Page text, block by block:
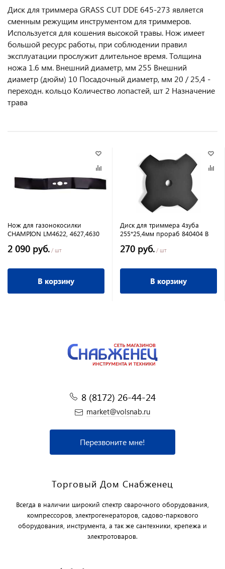
Диск для триммера GRASS CUT DDE 645-273 является
сменным режущим инструментом для триммеров.
Используется для кошения высокой травы. Нож имеет
большой ресурс работы, при соблюдении правил
эксплуатации прослужит длительное время. Толщина
ножа 1.6 мм. Внешний диаметр, мм 255 Внешний
диаметр (дюйм) 10 Посадочный диаметр, мм 20 / 25,4 -
переходн. кольцо Количество лопастей, шт 2 Назначение
трава
Нож для газонокосилки
CHAMPION LM4622, 4627,4630
2 090 руб. / шт
В корзину
Диск для триммера 4зуба
255*25,4мм прораб 840404 В
270 руб. / шт
В корзину
8 (8172) 26-44-24
market@volsnab.ru
Перезвоните мне!
Торговый Дом Снабженец
Всегда в наличии широкий спектр сварочного оборудования,
компрессоров, электрогенераторов, садово-паркового
оборудования, инструмента, а так же сантехники, крепежа и
электротоваров.